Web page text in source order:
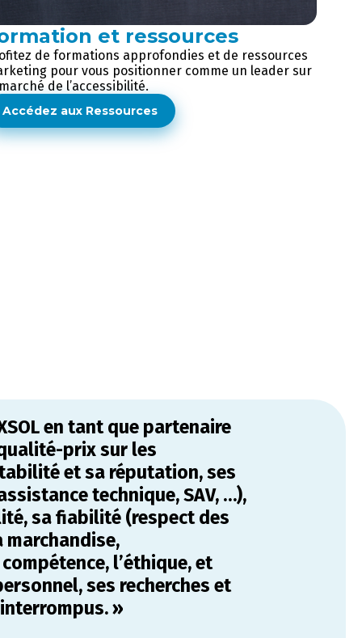
et ressources
de formations approfondies et de ressources
pour vous positionner comme un leader sur
de l’accessibilité.
Accédez aux Ressources
en tant que partenaire
prix sur les
et sa réputation, ses
technique, SAV, …),
sa fiabilité (respect des
l’éthique, et
ses recherches et
»